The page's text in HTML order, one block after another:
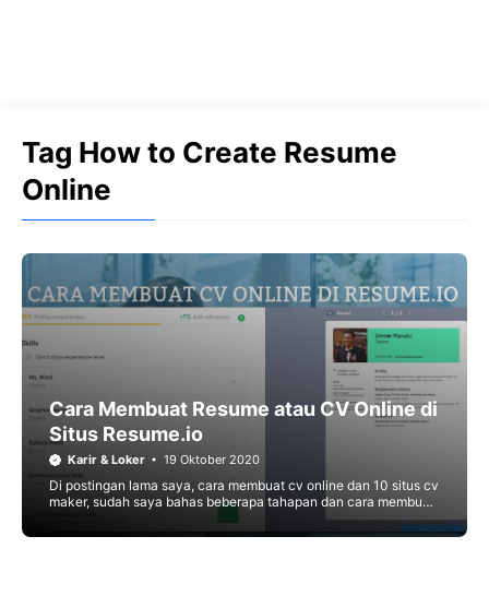
Tag How to Create Resume
Online
Cara Membuat Resume atau CV Online di
Situs Resume.io
Karir & Loker 19 Oktober 2020
Di postingan lama saya, cara membuat cv online dan 10 situs cv
maker, sudah saya bahas beberapa tahapan dan cara membuat